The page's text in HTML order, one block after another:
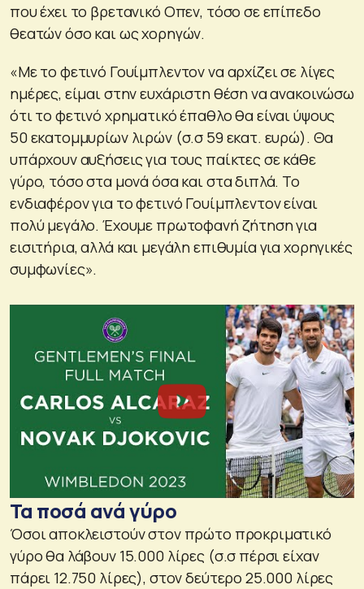
που έχει το βρετανικό Οπεν, τόσο σε επίπεδο
θεατών όσο και ως χορηγών.
«Με το φετινό Γουίμπλεντον να αρχίζει σε λίγες
ημέρες, είμαι στην ευχάριστη θέση να ανακοινώσω
ότι το φετινό χρηματικό έπαθλο θα είναι ύψους
50 εκατομμυρίων λιρών (σ.σ 59 εκατ. ευρώ). Θα
υπάρχουν αυξήσεις για τους παίκτες σε κάθε
γύρο, τόσο στα μονά όσα και στα διπλά. Το
ενδιαφέρον για το φετινό Γουίμπλεντον είναι
πολύ μεγάλο. Έχουμε πρωτοφανή ζήτηση για
εισιτήρια, αλλά και μεγάλη επιθυμία για χορηγικές
συμφωνίες».
Τα ποσά ανά γύρο
Όσοι αποκλειστούν στον πρώτο προκριματικό
γύρο θα λάβουν 15.000 λίρες (σ.σ πέρσι είχαν
πάρει 12.750 λίρες), στον δεύτερο 25.000 λίρες